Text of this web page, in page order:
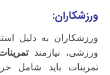
ورزشکاران:
ورزشکاران به دلیل
ورزشی، نیازمند
تمرینات باید شامل